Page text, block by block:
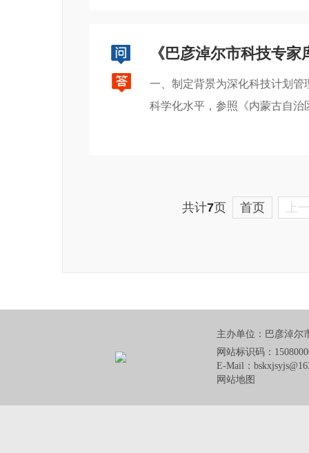
《巴彦淖尔市科技专
一、制定背景为深化科技计划
科学化水平，参照《内蒙古自
共计7页 首页 上
主办单位：巴彦淖尔
网站标识码：
E-Mail：
网站地图